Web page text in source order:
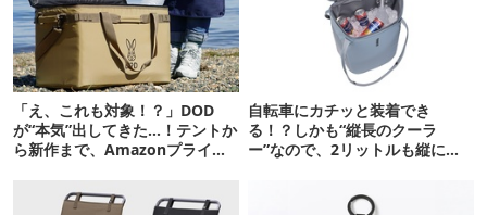
「え、これも対象！？」DOD
が“本気”出してきた…！テントか
ら新作まで、Amazonプライム
自転車にカチッと装着でき
る！？しかも“縦長のクーラ
ー”なので、2リットルも縦に入